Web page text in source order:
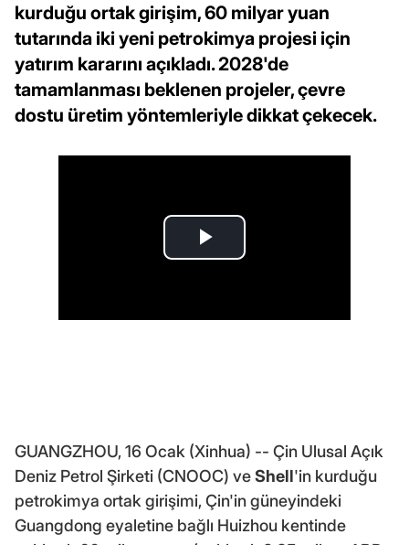
kurduğu ortak girişim, 60 milyar yuan
tutarında iki yeni petrokimya projesi için
yatırım kararını açıkladı. 2028'de
tamamlanması beklenen projeler, çevre
dostu üretim yöntemleriyle dikkat çekecek.
GUANGZHOU, 16 Ocak (Xinhua) -- Çin Ulusal Açık
Deniz Petrol Şirketi (CNOOC) veShell'in kurduğu
petrokimya ortak girişimi, Çin'in güneyindeki
Guangdong eyaletine bağlı Huizhou kentinde